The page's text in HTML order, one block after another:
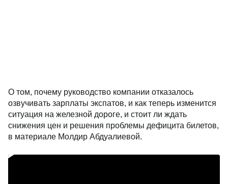
О том, почему руководство компании отказалось
озвучивать зарплаты экспатов, и как теперь изменится
ситуация на железной дороге, и стоит ли ждать
снижения цен и решения проблемы дефицита билетов,
в материале Молдир Абдуалиевой.